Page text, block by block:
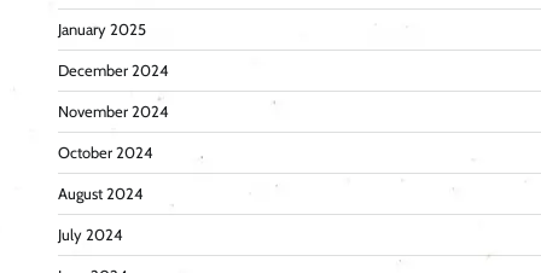
January 2025
December 2024
November 2024
October 2024
August 2024
July 2024